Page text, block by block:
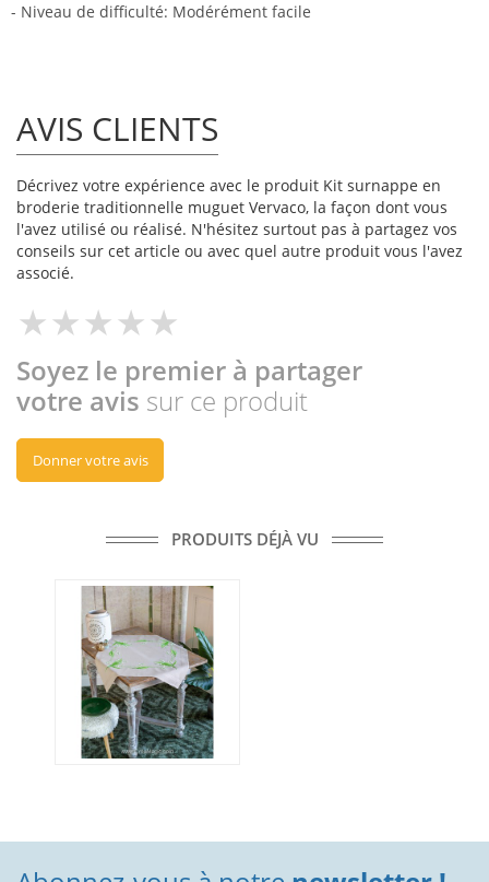
- Niveau de difficulté: Modérément facile
AVIS CLIENTS
Décrivez votre expérience avec le produit Kit surnappe en
broderie traditionnelle muguet Vervaco, la façon dont vous
l'avez utilisé ou réalisé. N'hésitez surtout pas à partagez vos
conseils sur cet article ou avec quel autre produit vous l'avez
associé.
Soyez le premier à partager
votre avis sur ce produit
Donner votre avis
PRODUITS DÉJÀ VU